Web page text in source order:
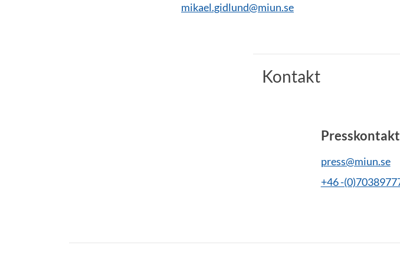
mikael.gidlund@miun.se
Kontakt
Presskontakt
press@miun.se
+46 -